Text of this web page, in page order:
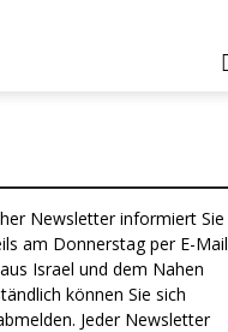
Newsletter informiert Sie
am Donnerstag per E-Mail
Israel und dem Nahen
können Sie sich
Jeder Newsletter